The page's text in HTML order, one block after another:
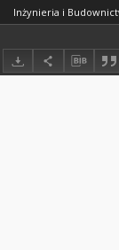
Inżynieria i